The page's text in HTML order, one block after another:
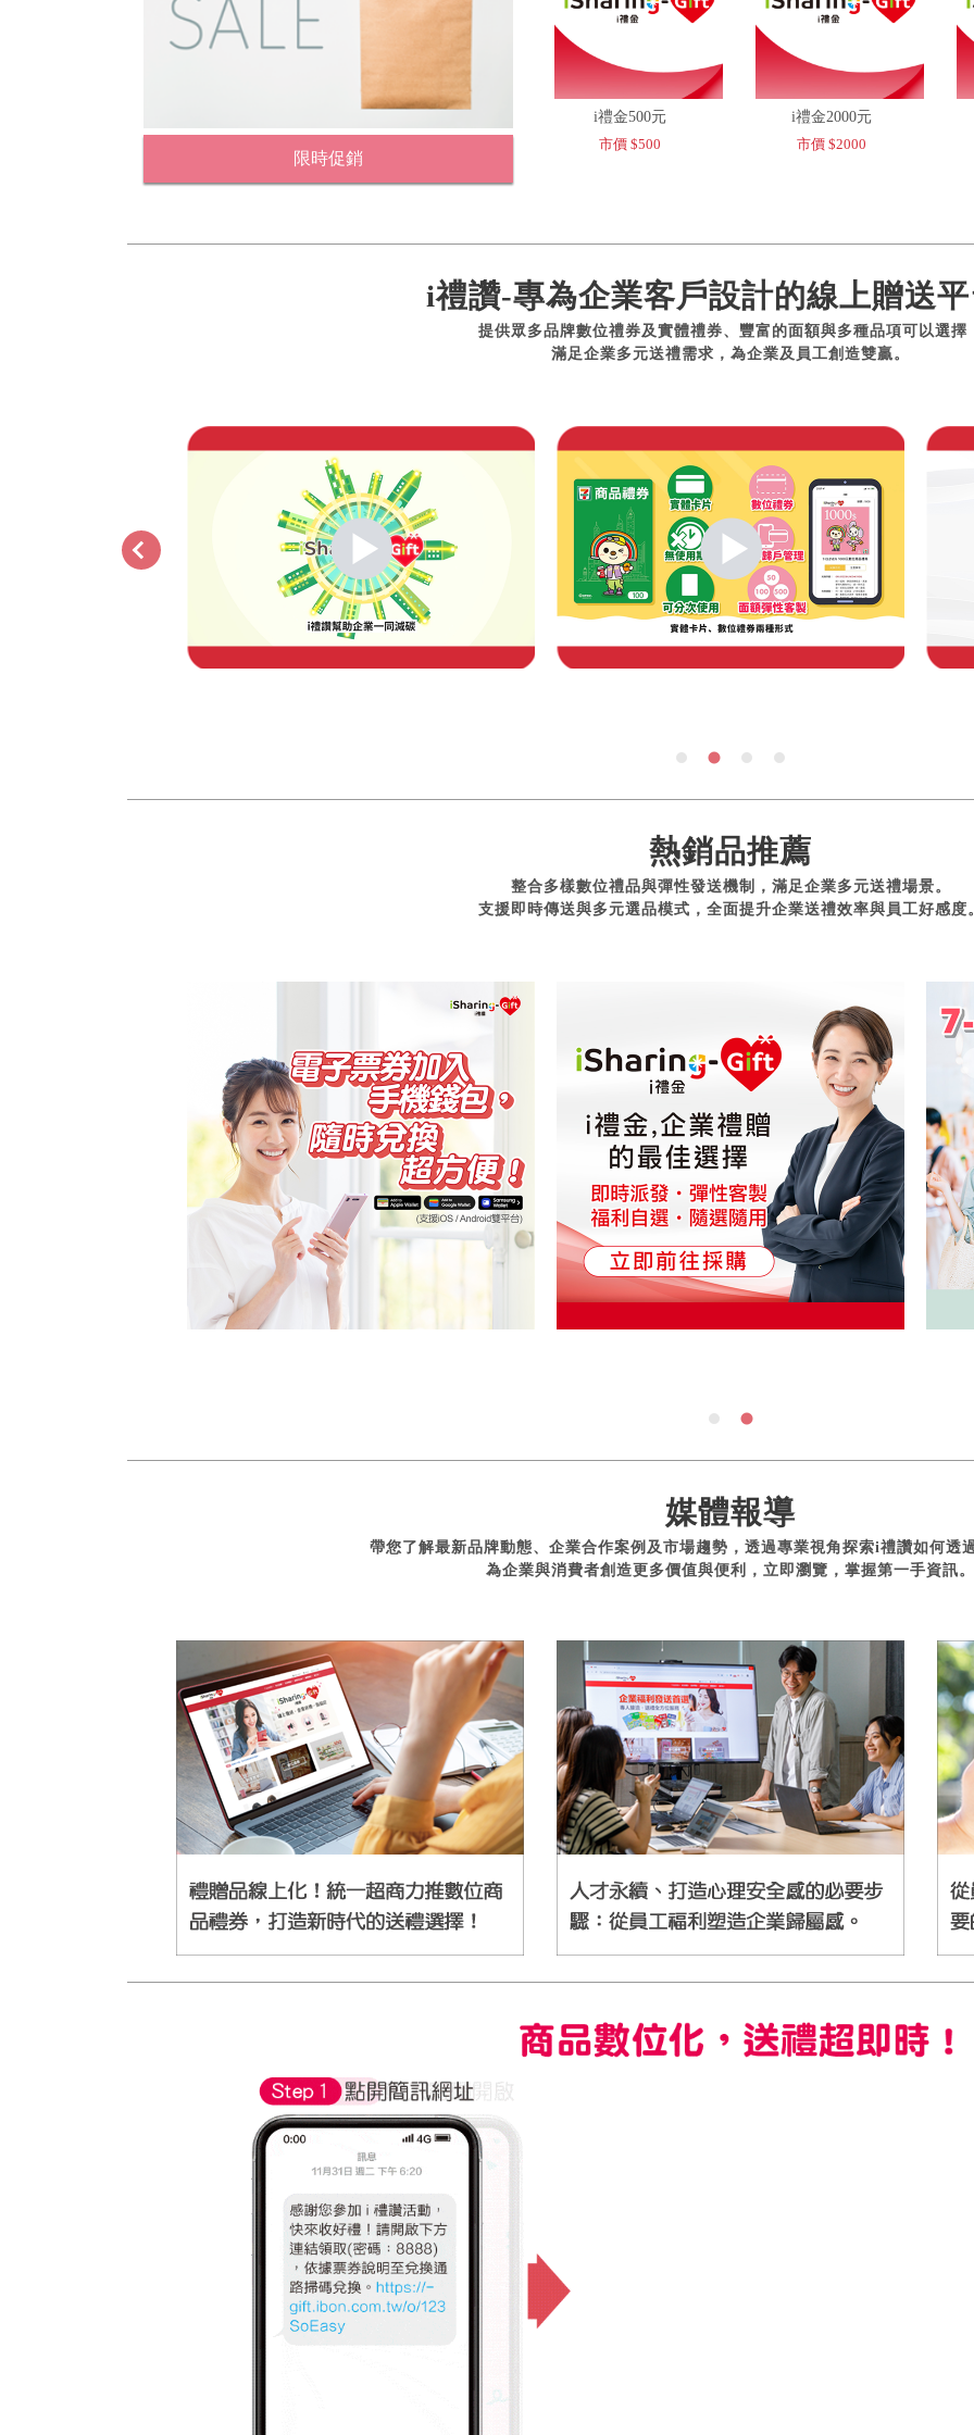
限時促銷
i禮金500元
市價 $500
i禮金2000元
市價 $2000
i禮讚-專為企業客戶設計的線上贈送
提供眾多品牌數位禮券及實體禮券、豐富的面額與多種品項可以選擇
滿足企業多元送禮需求，為企業及員工創造雙贏。
熱銷品推薦
整合多樣數位禮品與彈性發送機制，滿足企業多元送禮場景。
支援即時傳送與多元選品模式，全面提升企業送禮效率與員工好感度
媒體報導
帶您了解最新品牌動態、企業合作案例及市場趨勢，透過專業視角探索i禮讚如何透
為企業與消費者創造更多價值與便利，立即瀏覽，掌握第一手資訊。